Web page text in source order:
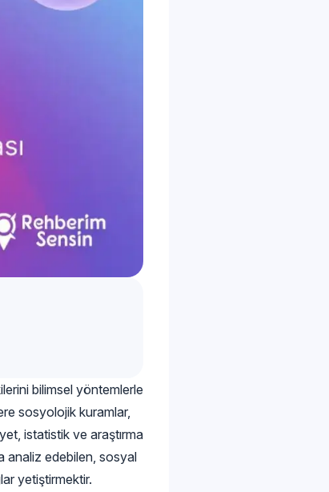
bilimsel yöntemlerle
sosyolojik kuramlar,
istatistik ve araştırma
analiz edebilen, sosyal
yetiştirmektir.